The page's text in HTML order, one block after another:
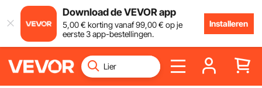
Download de VEVOR app
5,00€ korting vanaf99,00€ op je
eerste 3 app-bestellingen.
Installeren